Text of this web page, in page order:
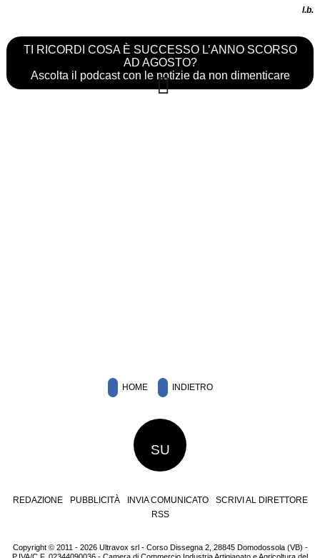
l.b.
TI RICORDI COSA È SUCCESSO L’ANNO SCORSO
AD AGOSTO?
Ascolta il podcast con le notizie da non dimenticare
HOME INDIETRO
SU
REDAZIONE PUBBLICITÀ INVIA COMUNICATO
SCRIVI AL DIRETTORE
RSS
Copyright © 2011 - 2026 Ultravox srl - Corso Dissegna 2, 28845 Domodossola (VB) -
P.IVA/C.F. 02344090036 - Camera di Commercio Industria Artigianato e Agricoltura del